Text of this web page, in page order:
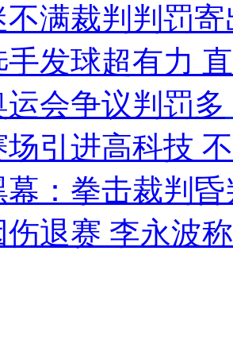
打老人 痛下狠手拳打脚踢
全 医生回应
权政治霸凌主义
家言论片面不公正
不满裁判判罚
手发球超有力
会争议判罚多
场引进高科技
幕：拳击裁判
伤退赛 李永波